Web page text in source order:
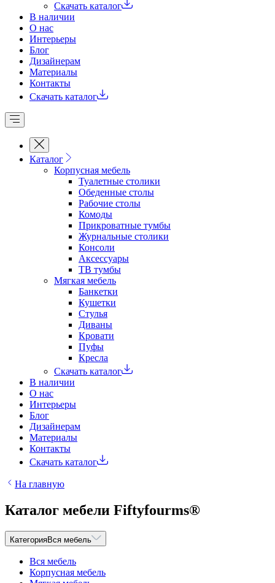
Скачать каталог
В наличии
О нас
Интерьеры
Блог
Дизайнерам
Материалы
Контакты
Скачать каталог
Каталог
Корпусная мебель
Туалетные столики
Обеденные cтолы
Рабочие столы
Комоды
Прикроватные тумбы
Журнальные столики
Консоли
Аксессуары
ТВ тумбы
Мягкая мебель
Банкетки
Кушетки
Стулья
Диваны
Кровати
Пуфы
Кресла
Скачать каталог
В наличии
О нас
Интерьеры
Блог
Дизайнерам
Материалы
Контакты
Скачать каталог
На главную
Каталог мебели Fiftyfourms®
КатегорияВся мебель
Вся мебель
Корпусная мебель